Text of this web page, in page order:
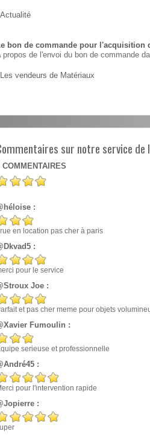
Actualité
bon de commande pour l'acquisition
propos de l'envoi du bon de commande
Les vendeurs de Matériaux
sur notre service de
COMMENTAIRES
:
en location pas cher à paris
:
pour le service
Joe :
et pas cher meme pour objets
Fumoulin :
serieuse et professionnelle
:
pour l'intervention rapide
: